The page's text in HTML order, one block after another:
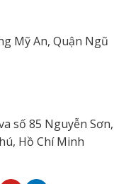
Mỹ An, Quận Ngũ
số 85 Nguyễn Sơn,
Hồ Chí Minh